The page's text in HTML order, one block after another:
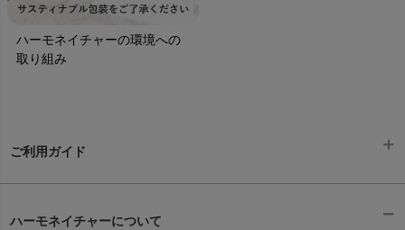
ハーモネイチャーの環境への
取り組み
ご利用ガイド
ハーモネイチャーについて